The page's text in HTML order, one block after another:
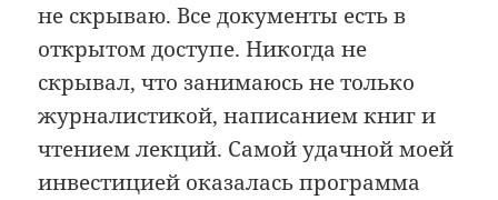
не скрываю. Все документы есть в
открытом доступе. Никогда не
скрывал, что занимаюсь не только
журналистикой, написанием книг и
чтением лекций. Самой удачной моей
инвестицией оказалась программа